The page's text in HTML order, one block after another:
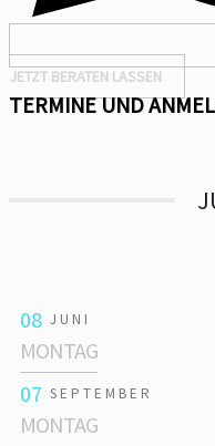
JETZT BERATEN LASSEN
TERMINE UND
08 JUNI
MONTAG
07 SEPTEMBER
MONTAG